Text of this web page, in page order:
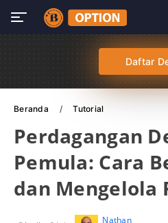
Daftar
Beranda Tutorial
Perdagangan
Pemula: Cara
dan Mengelola
Nathan